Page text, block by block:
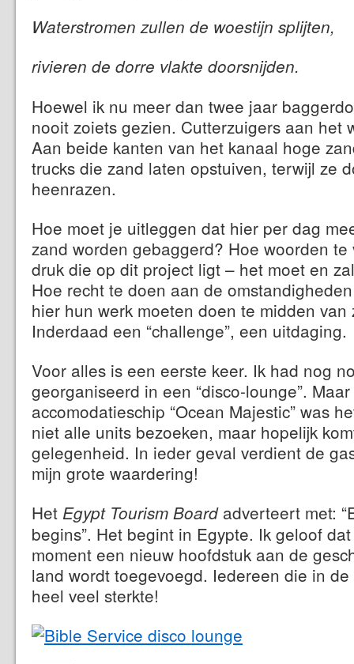
Waterstromen zullen de woestijn splijten,
rivieren de dorre vlakte doorsnijden.
Hoewel ik nu meer dan twee jaar
nooit zoiets gezien. Cutterzuigers aan het
Aan beide kanten van het kanaal hoge
trucks die zand laten opstuiven, terwijl ze
heenrazen.
Hoe moet je uitleggen dat hier per dag
zand worden gebaggerd? Hoe woorden
druk die op dit project ligt – het moet en
Hoe recht te doen aan de
hier hun werk moeten doen te midden
Inderdaad een “challenge”, een uitdaging.
Voor alles is een eerste keer. Ik had nog
georganiseerd in een “disco-lounge”.
accomodatieschip “Ocean Majestic” was
niet alle units bezoeken, maar hopelijk
gelegenheid. In ieder geval verdient de
mijn grote waardering!
Het Egypt Tourism Boardadverteert met:
begins”. Het begint in Egypte. Ik geloof
moment een nieuw hoofdstuk aan de
land wordt toegevoegd. Iedereen die in
heel veel sterkte!